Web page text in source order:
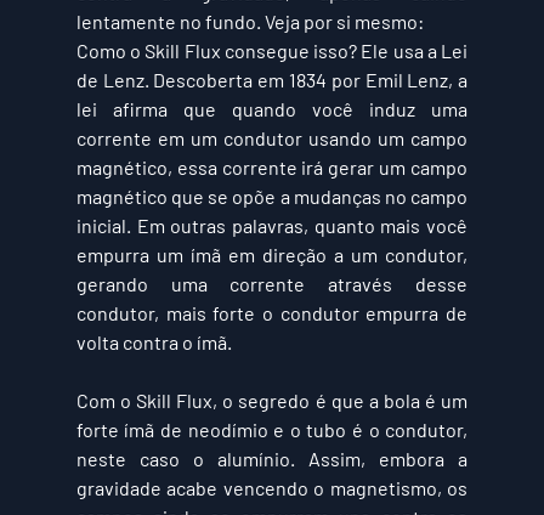
lentamente no fundo. Veja por si mesmo:
Como o Skill Flux consegue isso? Ele usa a Lei
de Lenz. Descoberta em 1834 por Emil Lenz, a
lei afirma que quando você induz uma
corrente em um condutor usando um campo
magnético, essa corrente irá gerar um campo
magnético que se opõe a mudanças no campo
inicial. Em outras palavras, quanto mais você
empurra um ímã em direção a um condutor,
gerando uma corrente através desse
condutor, mais forte o condutor empurra de
volta contra o ímã.
Com o Skill Flux, o segredo é que a bola é um
forte ímã de neodímio e o tubo é o condutor,
neste caso o alumínio. Assim, embora a
gravidade acabe vencendo o magnetismo, os